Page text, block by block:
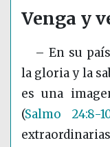
Venga y
– En su
la gloria y la
es una
(Salmo 24:8-10